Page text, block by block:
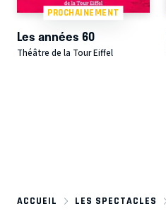
PROCHAINEMENT
Les années 60
Théâtre de la Tour Eiffel
ACCUEIL LES SPECTACLES